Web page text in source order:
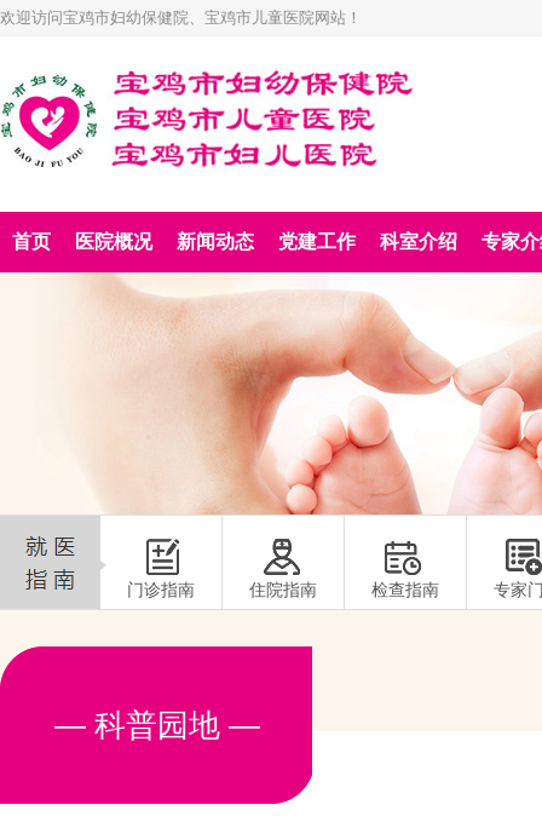
欢迎访问宝鸡市妇幼保健院、宝鸡市儿童医院网站！
首页 医院概况 新闻动态 党建工作 科室介绍 专家
门诊指南 住院指南 检查指南 专家
— 科普园地 —